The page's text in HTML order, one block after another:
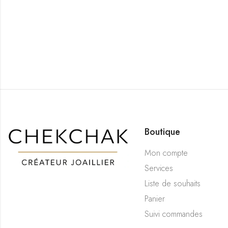
Boutique
Mon compte
Services
Liste de souhaits
Panier
Suivi commandes